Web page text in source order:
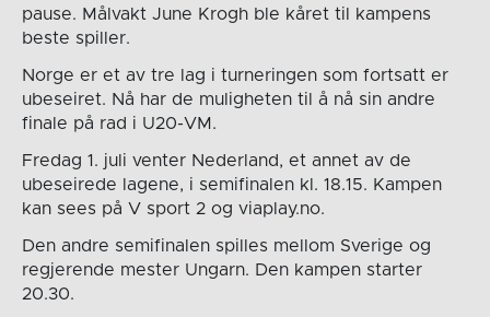
pause. Målvakt June Krogh ble kåret til kampens
beste spiller.
Norge er et av tre lag i turneringen som fortsatt er
ubeseiret. Nå har de muligheten til å nå sin andre
finale på rad i U20-VM.
Fredag 1. juli venter Nederland, et annet av de
ubeseirede lagene, i semifinalen kl. 18.15. Kampen
kan sees på V sport 2 og viaplay.no.
Den andre semifinalen spilles mellom Sverige og
regjerende mester Ungarn. Den kampen starter
20.30.